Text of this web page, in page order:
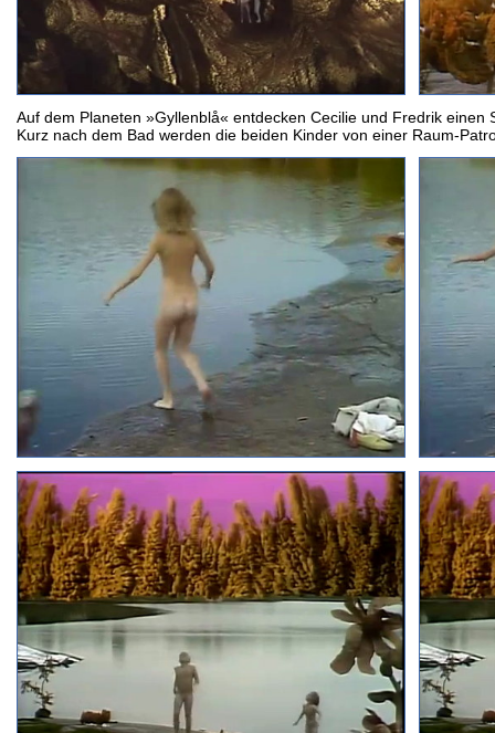
Auf dem Planeten »Gyllenblå« entdecken Cecilie und Fredrik
Kurz nach dem Bad werden die beiden Kinder von einer Raum-